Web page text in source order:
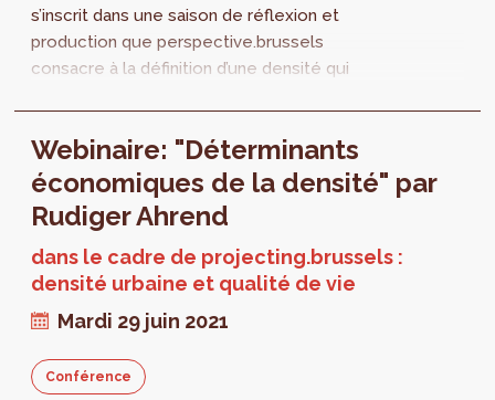
s’inscrit dans une saison de réflexion et
production que perspective.brussels
consacre à la définition d’une densité qui
Ahrend.
Webinaire: "Déterminants
économiques de la densité" par
Rudiger Ahrend
dans le cadre de projecting.brussels :
densité urbaine et qualité de vie
Mardi 29 juin 2021
Conférence